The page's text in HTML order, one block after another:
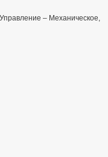
– Механическое,